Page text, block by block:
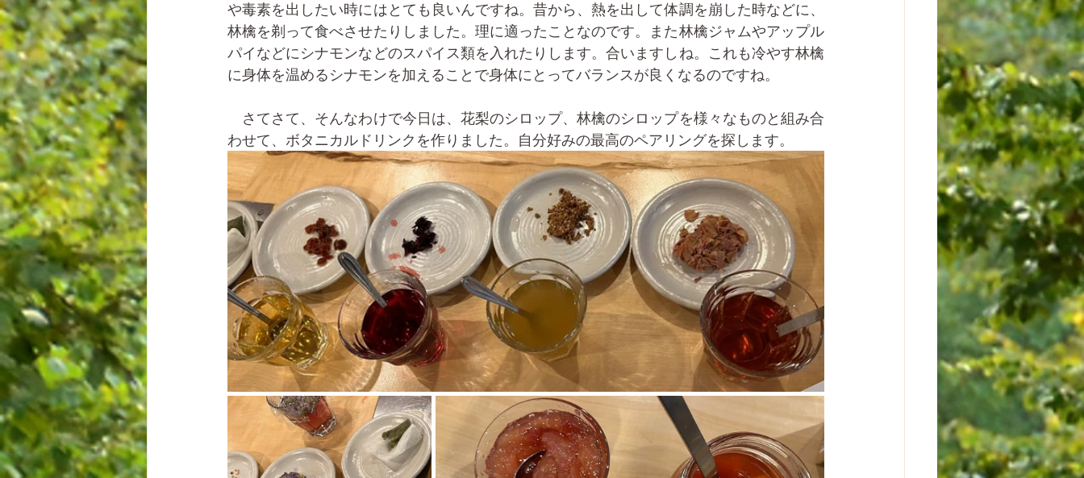
や毒素を出したい時にはとても良いんですね。昔から、熱を出して体調を崩した時などに、
林檎を剃って食べさせたりしました。理に適ったことなのです。また林檎ジャムやアップル
パイなどにシナモンなどのスパイス類を入れたりします。合いますしね。これも冷やす林檎
に身体を温めるシナモンを加えることで身体にとってバランスが良くなるのですね。
さてさて、そんなわけで今日は、花梨のシロップ、林檎のシロップを様々なものと組み合
わせて、ボタニカルドリンクを作りました。自分好みの最高のペアリングを探します。